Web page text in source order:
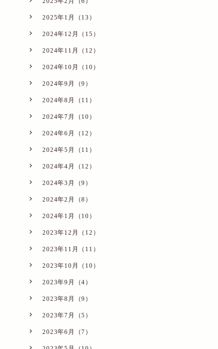
2025年1月（13）
2024年12月（15）
2024年11月（12）
2024年10月（10）
2024年9月（9）
2024年8月（11）
2024年7月（10）
2024年6月（12）
2024年5月（11）
2024年4月（12）
2024年3月（9）
2024年2月（8）
2024年1月（10）
2023年12月（12）
2023年11月（11）
2023年10月（10）
2023年9月（4）
2023年8月（9）
2023年7月（5）
2023年6月（7）